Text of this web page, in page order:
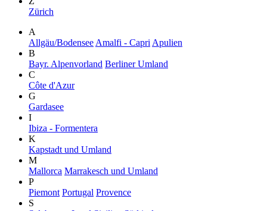
Zürich
A
Allgäu/Bodensee Amalfi - Capri Apulien
B
Bayr. Alpenvorland Berliner Umland
C
Côte d'Azur
G
Gardasee
I
Ibiza - Formentera
K
Kapstadt und Umland
M
Mallorca Marrakesch und Umland
P
Piemont Portugal Provence
S